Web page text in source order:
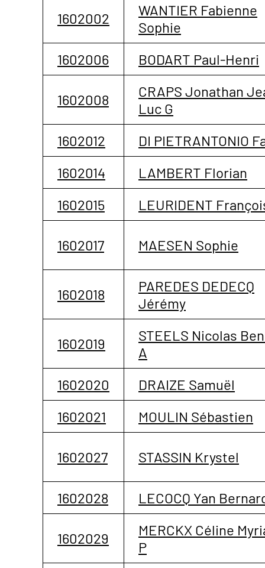
1602002
WANTIER Fabienne
Sophie
1602006
BODART Paul-Henri
1602008
CRAPS Jonathan
Luc G
1602012
DI PIETRANTONIO
1602014
LAMBERT Florian
1602015
LEURIDENT
1602017 MAESEN Sophie
1602018
PAREDES DEDECQ
Jérémy
1602019
STEELS Nicolas
A
1602020
DRAIZE Samuël
1602021
MOULIN Sébastien
1602027 STASSIN Krystel
1602028 LECOCQ Yan
1602029
MERCKX Céline
P